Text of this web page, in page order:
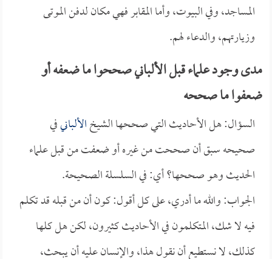
المساجد، وفي البيوت، وأما المقابر فهي مكان لدفن الموتى
وزيارتهم، والدعاء لهم.
مدى وجود علماء قبل الألباني صححوا ما ضعفه أو
ضعفوا ما صححه
السؤال: هل الأحاديث التي صححها الشيخالألبانيفي
صحيحه سبق أن صححت من غيره أو ضعفت من قبل علماء
الحديث وهو صححها؟ أي: في السلسلة الصحيحة.
الجواب: والله ما أدري، على كل أقول: كون أن من قبله قد تكلم
فيه لا شك، المتكلمون في الأحاديث كثيرون، لكن هل كلها
كذلك، لا نستطيع أن نقول هذا، والإنسان عليه أن يبحث،